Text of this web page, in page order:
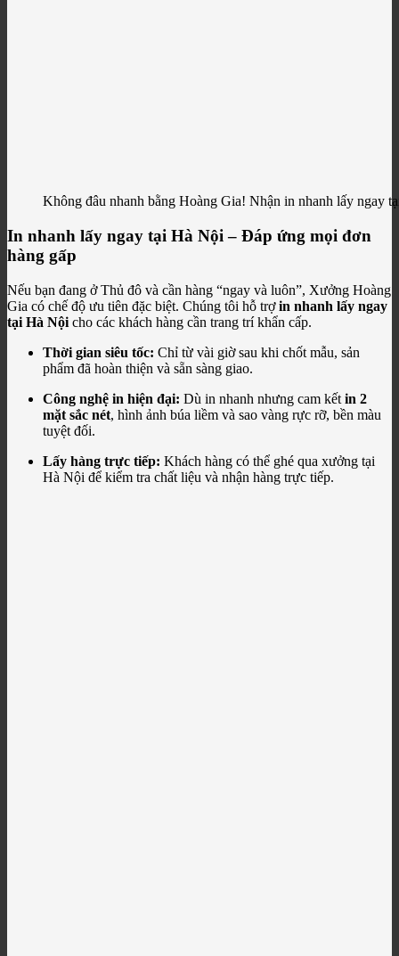
Không đâu nhanh bằng Hoàng Gia! Nhận in nhanh lấy ngay
In nhanh lấy ngay tại Hà Nội – Đáp ứng mọi đơn
hàng gấp
Nếu bạn đang ở Thủ đô và cần hàng “ngay và luôn”, Xưởng Hoàng
Gia có chế độ ưu tiên đặc biệt. Chúng tôi hỗ trợin nhanh lấy ngay
tại Hà Nội cho các khách hàng cần trang trí khẩn cấp.
Thời gian siêu tốc: Chỉ từ vài giờ sau khi chốt mẫu, sản
phẩm đã hoàn thiện và sẵn sàng giao.
Công nghệ in hiện đại: Dù in nhanh nhưng cam kết in 2
mặt sắc nét, hình ảnh búa liềm và sao vàng rực rỡ, bền màu
tuyệt đối.
Lấy hàng trực tiếp: Khách hàng có thể ghé qua xưởng tại
Hà Nội để kiểm tra chất liệu và nhận hàng trực tiếp.